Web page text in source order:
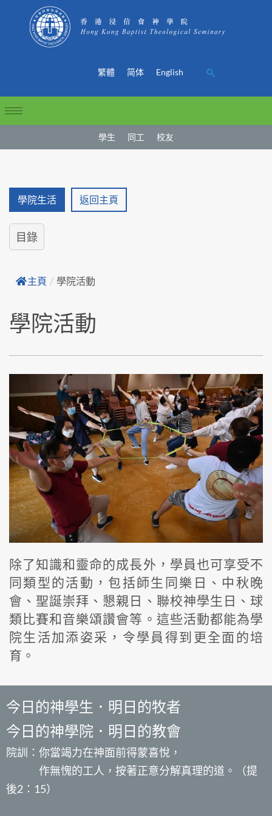
繁體 简体 English
學生 同工 校友
學院生活 返回主頁
目錄
主頁 / 學院活動
學院活動
除了知識和靈命的成長外，學員也可享受不
同類型的活動，包括師生同樂日、中秋晚
會、聖誕崇拜、懇親日、聯校神學生日、球
類比賽和音樂頌讚會等。這些活動都能為學
院生活加添姿采，令學員得到更全面的培
育。
今日的神學生．明日的牧者
今日的神學院．明日的教會
院訓：你當竭力在神面前得蒙喜悅，
作無愧的工人，按著正意分解真理的道。（提
後2：15）